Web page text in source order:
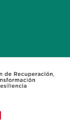
opens in a new
tab